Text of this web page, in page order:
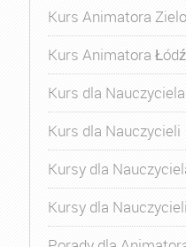
Kurs Animatora
Kurs Animatora Łódź
Kurs dla Nauczyciela
Kurs dla Nauczycieli
Kursy dla
Kursy dla Nauczycieli